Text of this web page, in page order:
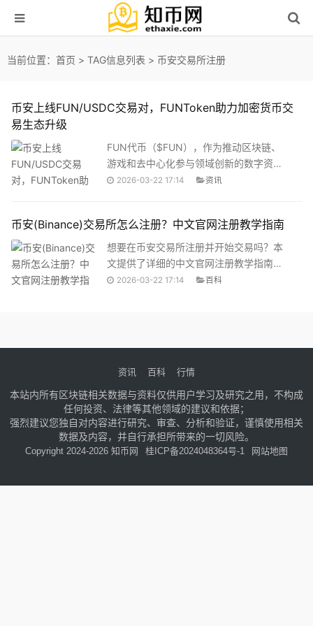
当前位置： 首页 > TAG信息列表 > 币安交易所注册
币安上线FUN/USDC交易对，FUNToken助力加密货币交
易生态升级
FUN代币（$FUN），作为推动区块链、
游戏和去中心化参与领域创新的数字资
产，近日宣布正式在币安上线 FUN/USDC
2026-03-22 17:14 资讯
币安(Binance)交易所怎么注册？中文官网注册教学指南
想要在币安交易所注册并开始交易吗？本
文提供了详细的中文官网注册教学指南，
帮助您轻松完成币安交易所的注册。
2026-03-22 17:14 百科
资讯 百科 行情
本站内所有区块链相关数据与资料仅供用户学习及研究之用，不构成
任何投资、法律等其他领域的建议和依据；
强烈建议您独自对内容进行研究、审查、分析和验证，谨慎使用相关
数据及内容，并自行承担所带来的一切风险。
Copyright 2024-2026 知币网 桂ICP备2024048364号-1 网站地图